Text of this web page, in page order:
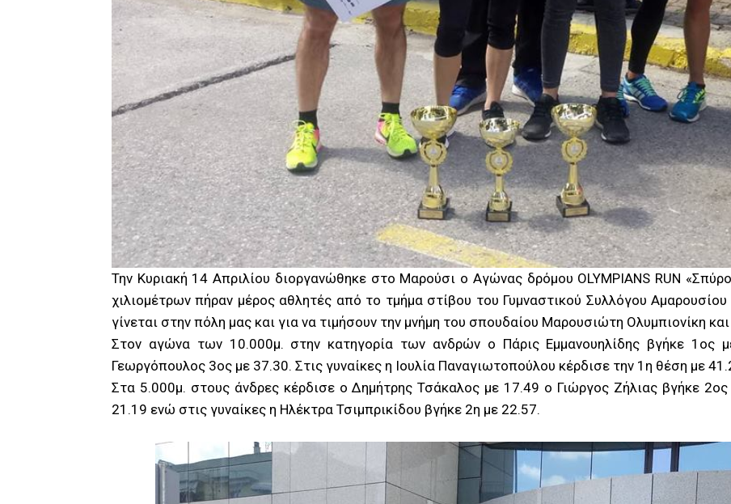
Την Κυριακή 14 Απριλίου διοργανώθηκε στο Μαρούσι ο Αγώνας δρόμου OLYMPIANS RUN
χιλιομέτρων πήραν μέρος αθλητές από το τμήμα στίβου του Γυμναστικού Συλλόγου
γίνεται στην πόλη μας και για να τιμήσουν την μνήμη του σπουδαίου Μαρουσιώτη Ολυμπιονίκη
Στον αγώνα των 10.000μ. στην κατηγορία των ανδρών ο Πάρις Εμμανουηλίδης βγήκε 1ος
Γεωργόπουλος 3ος με 37.30. Στις γυναίκες η Ιουλία Παναγιωτοπούλου κέρδισε την 1η θέση με
Στα 5.000μ. στους άνδρες κέρδισε ο Δημήτρης Τσάκαλος με 17.49 ο Γιώργος Ζήλιας βγήκε
21.19 ενώ στις γυναίκες η Ηλέκτρα Τσιμπρικίδου βγήκε 2η με 22.57.